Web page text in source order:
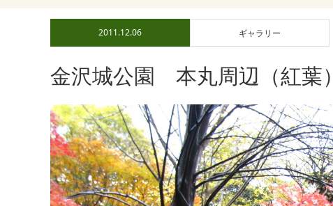
2011.12.06 ギャラリー
金沢城公園 本丸周辺（紅葉）